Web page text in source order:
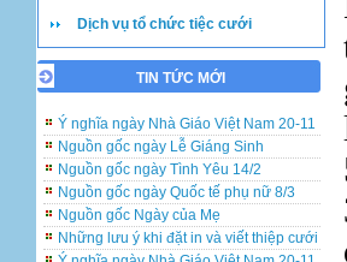
Dịch vụ tổ chức tiệc cưới
TIN TỨC MỚI
Những lưu ý khi đặt in và viết thiệp cưới
Nguồn gốc ngày Lễ Giáng Sinh
Nguồn gốc ngày Tình Yêu 14/2
Nguồn gốc ngày Quốc tế phụ nữ 8/3
Nguồn gốc Ngày của Mẹ
Những lưu ý khi đặt in và viết thiệp cưới
Ý nghĩa ngày Nhà Giáo Việt Nam 20-11